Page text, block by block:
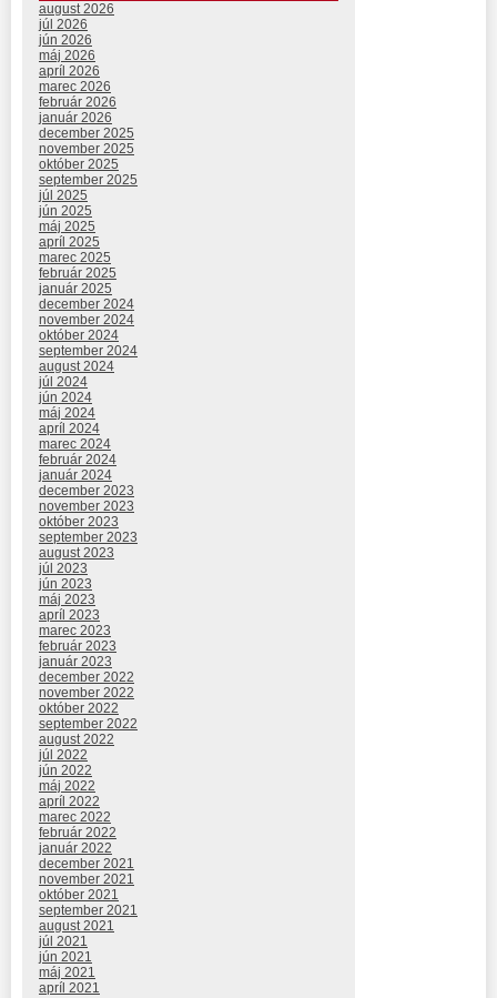
august 2026
júl 2026
jún 2026
máj 2026
apríl 2026
marec 2026
február 2026
január 2026
december 2025
november 2025
október 2025
september 2025
júl 2025
jún 2025
máj 2025
apríl 2025
marec 2025
február 2025
január 2025
december 2024
november 2024
október 2024
september 2024
august 2024
júl 2024
jún 2024
máj 2024
apríl 2024
marec 2024
február 2024
január 2024
december 2023
november 2023
október 2023
september 2023
august 2023
júl 2023
jún 2023
máj 2023
apríl 2023
marec 2023
február 2023
január 2023
december 2022
november 2022
október 2022
september 2022
august 2022
júl 2022
jún 2022
máj 2022
apríl 2022
marec 2022
február 2022
január 2022
december 2021
november 2021
október 2021
september 2021
august 2021
júl 2021
jún 2021
máj 2021
apríl 2021